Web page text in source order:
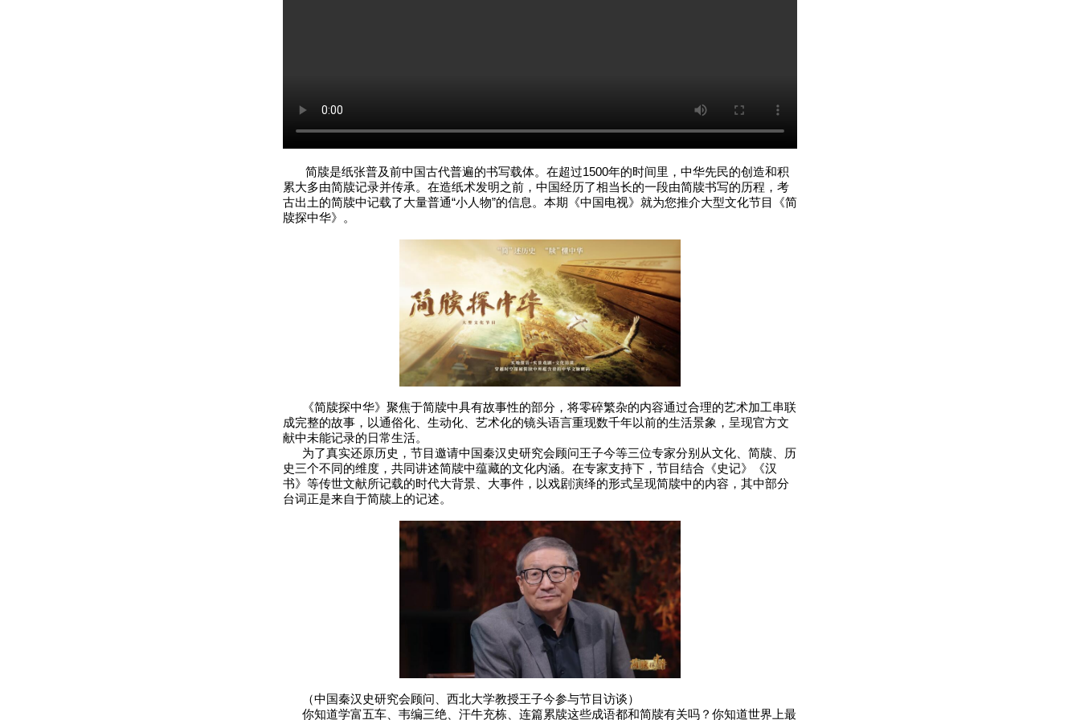
简牍是纸张普及前中国古代普遍的书写载体。在超过1500年的时间里，中华先民的创造和积
累大多由简牍记录并传承。在造纸术发明之前，中国经历了相当长的一段由简牍书写的历程，考
古出土的简牍中记载了大量普通“小人物”的信息。本期《中国电视》就为您推介大型文化节目《简
牍探中华》。
《简牍探中华》聚焦于简牍中具有故事性的部分，将零碎繁杂的内容通过合理的艺术加工串联
成完整的故事，以通俗化、生动化、艺术化的镜头语言重现数千年以前的生活景象，呈现官方文
献中未能记录的日常生活。
为了真实还原历史，节目邀请中国秦汉史研究会顾问王子今等三位专家分别从文化、简牍、历
史三个不同的维度，共同讲述简牍中蕴藏的文化内涵。在专家支持下，节目结合《史记》《汉
书》等传世文献所记载的时代大背景、大事件，以戏剧演绎的形式呈现简牍中的内容，其中部分
台词正是来自于简牍上的记述。
（中国秦汉史研究会顾问、西北大学教授王子今参与节目访谈）
你知道学富五车、韦编三绝、汗牛充栋、连篇累牍这些成语都和简牍有关吗？你知道世界上最